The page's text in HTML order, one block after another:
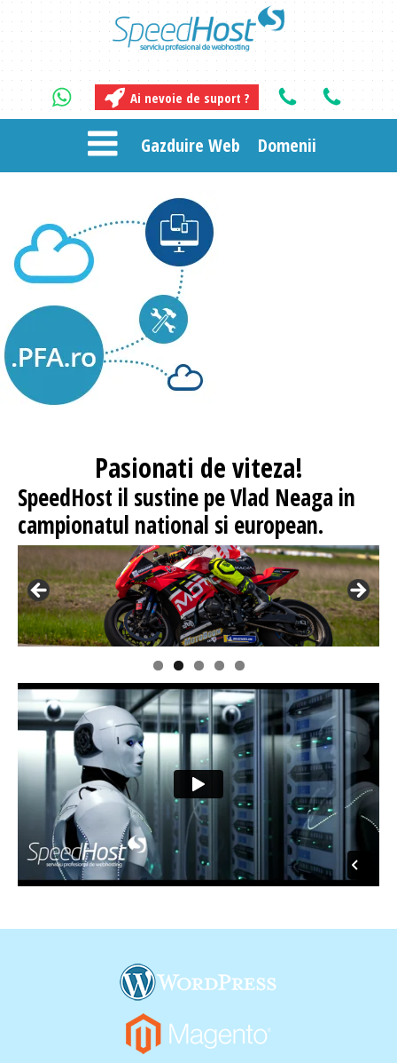
Ai nevoie de suport ?
Gazduire Web Domenii
Pasionati de viteza!
SpeedHost il sustine pe Vlad Neaga in
campionatul national si european.